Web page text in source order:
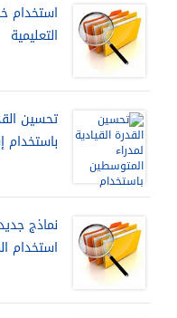
استخدام
التعليمية
تحسين
باستخدام
نماذج
استخدام